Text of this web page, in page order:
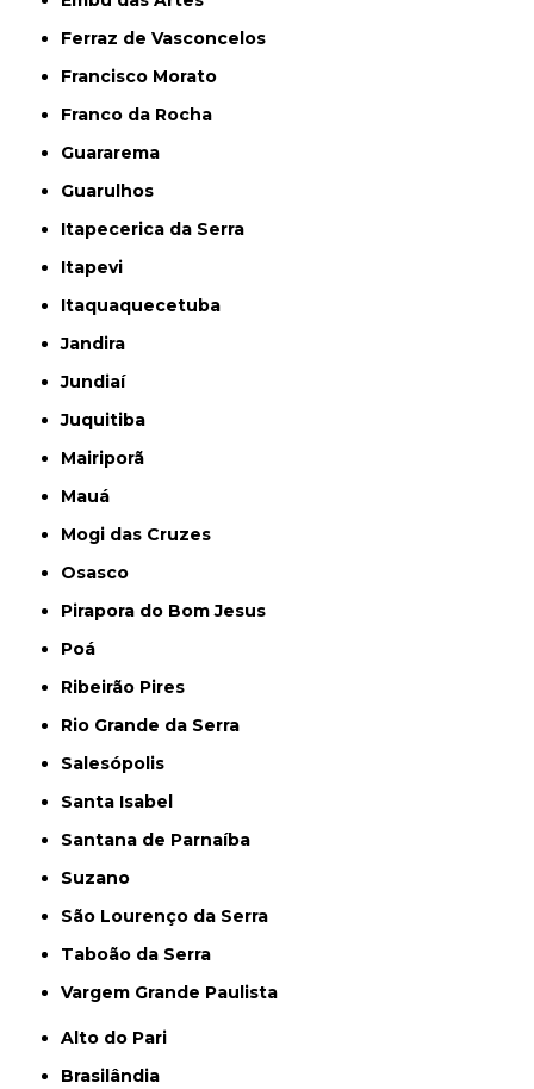
Ferraz de Vasconcelos
Francisco Morato
Franco da Rocha
Guararema
Guarulhos
Itapecerica da Serra
Itapevi
Itaquaquecetuba
Jandira
Jundiaí
Juquitiba
Mairiporã
Mauá
Mogi das Cruzes
Osasco
Pirapora do Bom Jesus
Poá
Ribeirão Pires
Rio Grande da Serra
Salesópolis
Santa Isabel
Santana de Parnaíba
Suzano
São Lourenço da Serra
Taboão da Serra
Vargem Grande Paulista
Alto do Pari
Brasilândia